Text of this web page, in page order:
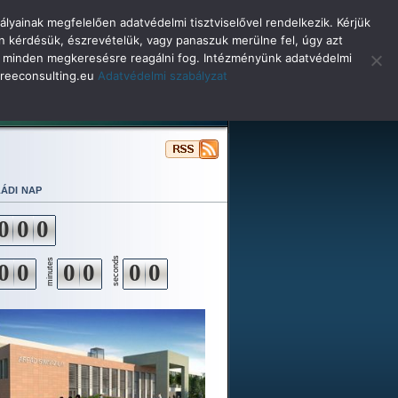
nap
0 0
0 minutes 0 0 seconds 0 0
megfelelően adatvédelmi tisztviselővel rendelkezik. Kérjük
kérdésük, észrevételük, vagy panaszuk merülne fel, úgy azt
megkeresésre reagálni fog. Intézményünk adatvédelmi
Adatvédelmi szabályzat